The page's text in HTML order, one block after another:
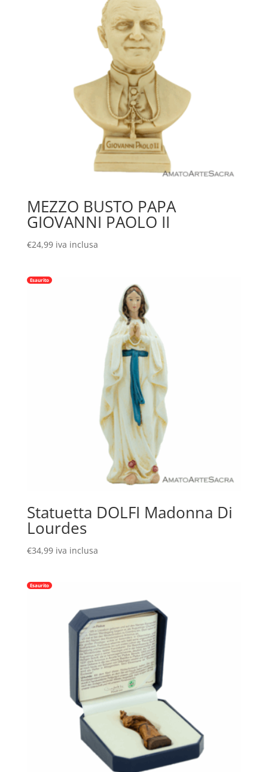
MEZZO BUSTO PAPA
GIOVANNI PAOLO II
€24,99 iva inclusa
Esaurito
Statuetta DOLFI Madonna Di
Lourdes
€34,99 iva inclusa
Esaurito